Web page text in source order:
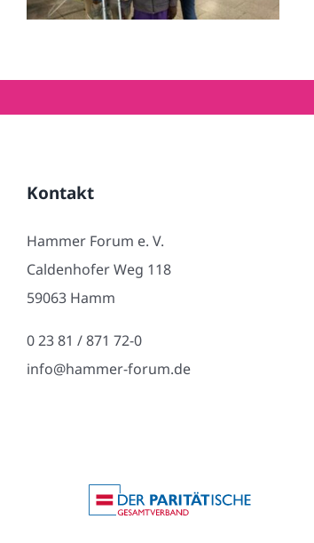
Kontakt
Hammer Forum e. V.
Caldenhofer Weg 118
59063 Hamm
0 23 81 / 871 72-0
info@hammer-forum.de